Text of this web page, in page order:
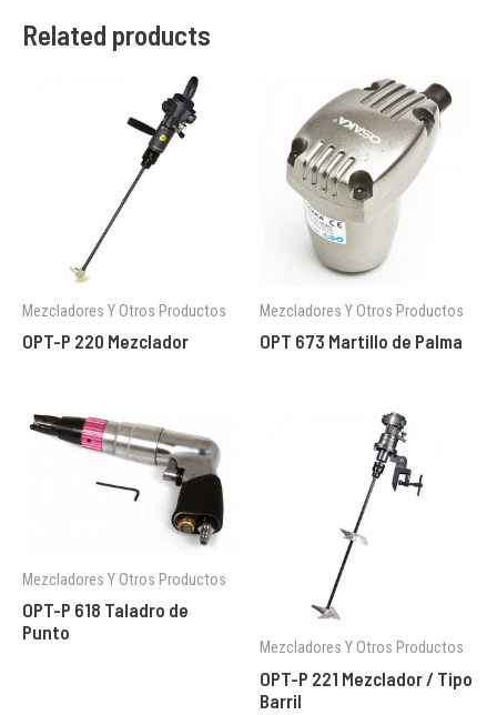
Related products
Mezcladores Y Otros Productos
OPT-P 220 Mezclador
Mezcladores Y Otros Productos
OPT 673 Martillo de Palma
Mezcladores Y Otros Productos
OPT-P 618 Taladro de
Punto
Mezcladores Y Otros Productos
OPT-P 221 Mezclador / Tipo
Barril